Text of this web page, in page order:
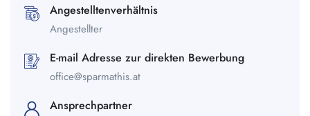
Angestelltenverhältnis
Angestellter
E-mail Adresse zur direkten Bewerbung
office@sparmathis.at
Ansprechpartner